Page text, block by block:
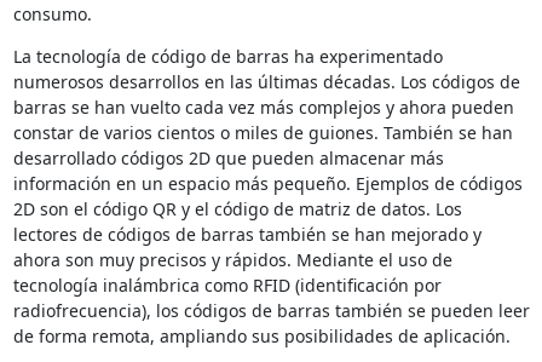
consumo.
La tecnología de código de barras ha experimentado
numerosos desarrollos en las últimas décadas. Los códigos de
barras se han vuelto cada vez más complejos y ahora pueden
constar de varios cientos o miles de guiones. También se han
desarrollado códigos 2D que pueden almacenar más
información en un espacio más pequeño. Ejemplos de códigos
2D son el código QR y el código de matriz de datos. Los
lectores de códigos de barras también se han mejorado y
ahora son muy precisos y rápidos. Mediante el uso de
tecnología inalámbrica como RFID (identificación por
radiofrecuencia), los códigos de barras también se pueden leer
de forma remota, ampliando sus posibilidades de aplicación.